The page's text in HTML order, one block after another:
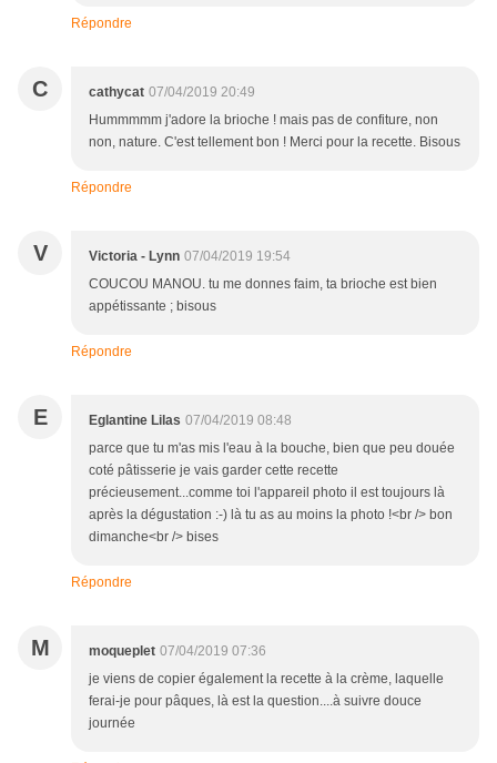
Répondre
C cathycat 07/04/2019 20:49
Hummmmm j'adore la brioche ! mais pas de confiture, non
non, nature. C'est tellement bon ! Merci pour la recette. Bisous
Répondre
V Victoria - Lynn 07/04/2019 19:54
COUCOU MANOU. tu me donnes faim, ta brioche est bien
appétissante ; bisous
Répondre
E Eglantine Lilas 07/04/2019 08:48
parce que tu m'as mis l'eau à la bouche, bien que peu douée
coté pâtisserie je vais garder cette recette
précieusement...comme toi l'appareil photo il est toujours là
après la dégustation :-) là tu as au moins la photo !<br /> bon
dimanche<br /> bises
Répondre
M moqueplet 07/04/2019 07:36
je viens de copier également la recette à la crème, laquelle
ferai-je pour pâques, là est la question....à suivre douce
journée